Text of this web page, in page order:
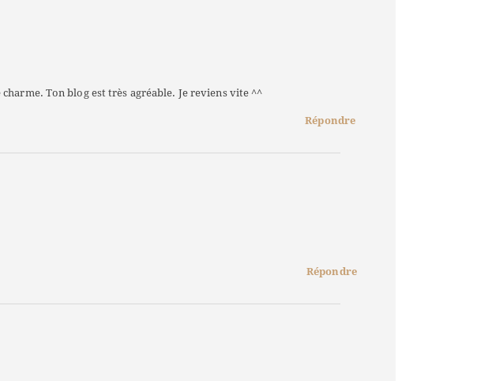
Ton blog est très agréable. Je reviens vite ^^
Répondre
Répondre